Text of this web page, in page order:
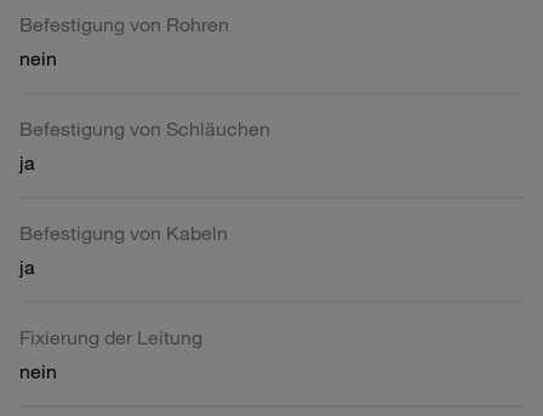
Befestigung von Rohren
nein
Befestigung von Schläuchen
ja
Befestigung von Kabeln
ja
Fixierung der Leitung
nein